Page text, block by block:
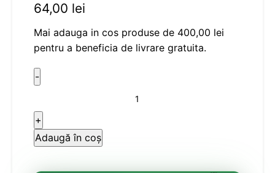
64,00 lei
Mai adauga in cos produse de 400,00 lei
pentru a beneficia de livrare gratuita.
Adaugă în coș